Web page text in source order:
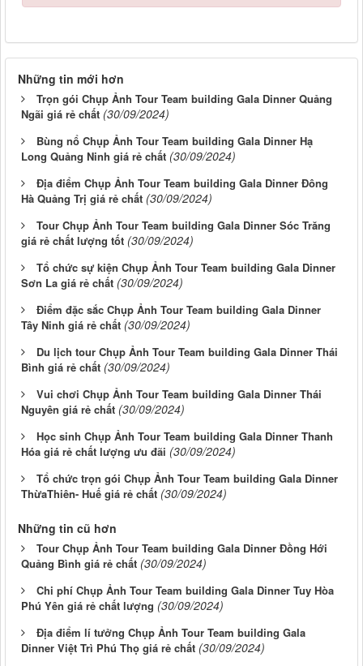
Những tin mới hơn
Trọn gói Chụp Ảnh Tour Team building Gala Dinner Quảng
Ngãi giá rẻ chất (30/09/2024)
Bùng nổ Chụp Ảnh Tour Team building Gala Dinner Hạ
Long Quảng Ninh giá rẻ chất (30/09/2024)
Địa điểm Chụp Ảnh Tour Team building Gala Dinner Đông
Hà Quảng Trị giá rẻ chất (30/09/2024)
Tour Chụp Ảnh Tour Team building Gala Dinner Sóc Trăng
giá rẻ chất lượng tốt (30/09/2024)
Tổ chức sự kiện Chụp Ảnh Tour Team building Gala Dinner
Sơn La giá rẻ chất (30/09/2024)
Điểm đặc sắc Chụp Ảnh Tour Team building Gala Dinner
Tây Ninh giá rẻ chất (30/09/2024)
Du lịch tour Chụp Ảnh Tour Team building Gala Dinner Thái
Bình giá rẻ chất (30/09/2024)
Vui chơi Chụp Ảnh Tour Team building Gala Dinner Thái
Nguyên giá rẻ chất (30/09/2024)
Học sinh Chụp Ảnh Tour Team building Gala Dinner Thanh
Hóa giá rẻ chất lượng ưu đãi (30/09/2024)
Tổ chức trọn gói Chụp Ảnh Tour Team building Gala Dinner
ThừaThiên- Huế giá rẻ chất (30/09/2024)
Những tin cũ hơn
Tour Chụp Ảnh Tour Team building Gala Dinner Đồng Hới
Quảng Bình giá rẻ chất (30/09/2024)
Chi phí Chụp Ảnh Tour Team building Gala Dinner Tuy Hòa
Phú Yên giá rẻ chất lượng (30/09/2024)
Địa điểm lí tưởng Chụp Ảnh Tour Team building Gala
Dinner Việt Trì Phú Thọ giá rẻ chất (30/09/2024)